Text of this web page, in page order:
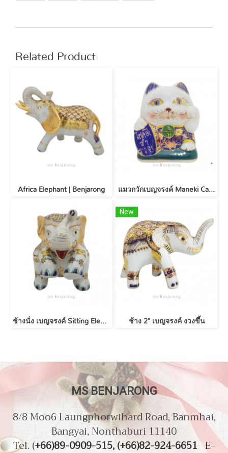
Related Product
Africa Elephant | Benjarong แมวกวักเบญจรงค์ Maneki Cat | Benjarong
ช้างนั่ง เบญจรงค์ Sitting Elephant | Benjarong
New
ช้าง 2" เบญจรงค์ งวงขึ้น
MS BENJARONG
8/8 Moo6 Laungphorwihard Road, Banmhai,
Bangyai, Nonthaburi 11140
Tel. (+66)89-0909-515, (+66)82-924-6651E-